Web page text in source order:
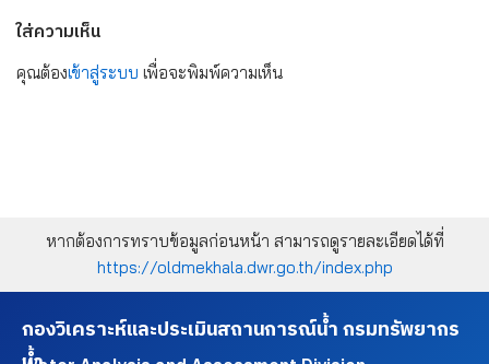
ใส่ความเห็น
คุณต้องเข้าสู่ระบบ เพื่อจะพิมพ์ความเห็น
หากต้องการทราบข้อมูลก่อนหน้า สามารถดูรายละเอียดได้ที่
https://oldmekhala.dwr.go.th/index.php
กองวิเคราะห์และประเมินสถานการณ์น้ำ กรมทรัพยากร